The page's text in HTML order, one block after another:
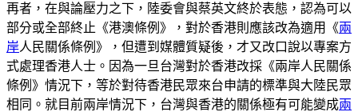
再者，在與論壓力之下，陸委會與蔡英文終於表態，認為可以
部分或全部終止《港澳條例》，對於香港則應該改為適用《兩
岸人民關係條例》，但遭到媒體質疑後，才又改口說以專案方
式處理香港人士。因為一旦台灣對於香港改採《兩岸人民關係
條例》情況下，等於對待香港民眾來台申請的標準與大陸民眾
相同。就目前兩岸情況下，台灣與香港的關係極有可能變成兩